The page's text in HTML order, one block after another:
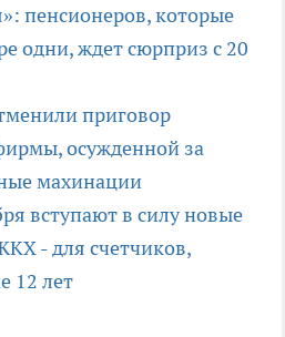
пенсионеров, которые
одни, ждет сюрприз с 20
приговор
осужденной за
махинации
вступают в силу новые
- для счетчиков,
12 лет